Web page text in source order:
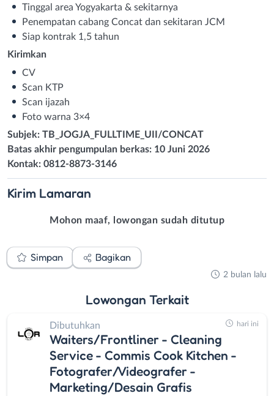
Tinggal area Yogyakarta & sekitarnya
Penempatan cabang Concat dan sekitaran JCM
Siap kontrak 1,5 tahun
Kirimkan
CV
Scan KTP
Scan ijazah
Foto warna 3×4
Subjek: TB_JOGJA_FULLTIME_UII/CONCAT
Batas akhir pengumpulan berkas: 10 Juni 2026
Kontak: 0812-8873-3146
Kirim Lamaran
Mohon maaf, lowongan sudah ditutup
Simpan Bagikan
2 bulan lalu
Lowongan Terkait
Dibutuhkan
Waiters/Frontliner - Cleaning
Service - Commis Cook Kitchen -
Fotografer/Videografer -
Marketing/Desain Grafis
hari ini